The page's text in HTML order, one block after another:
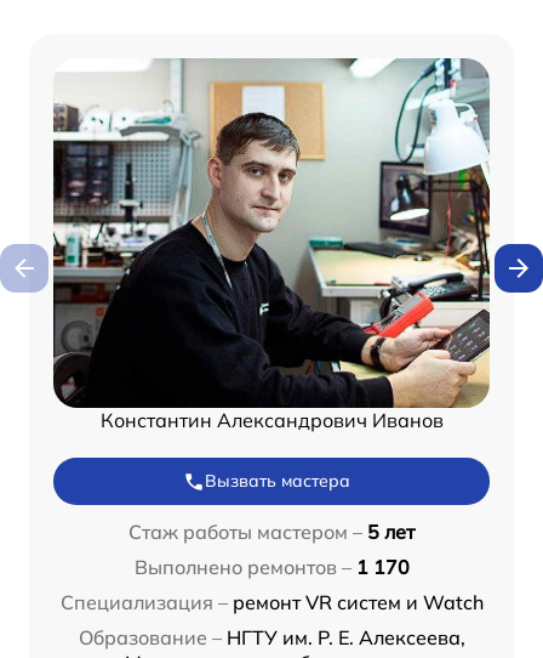
Константин Александрович Иванов
Вызвать мастера
Стаж работы мастером – 5 лет
Выполнено ремонтов – 1 170
Специализация – ремонт VR систем и Watch
Образование – НГТУ им. Р. Е. Алексеева,